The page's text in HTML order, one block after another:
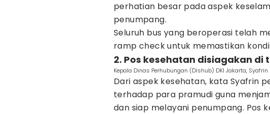
perhatian besar pada aspek
penumpang.
Seluruh bus yang beroperasi telah
ramp check untuk memastikan
2. Pos kesehatan disiagakan
Kepala Dinas Perhubungan (Dishub) DKI Jakarta,
Dari aspek kesehatan, kata Syafrin
terhadap para pramudi guna
dan siap melayani penumpang. Pos